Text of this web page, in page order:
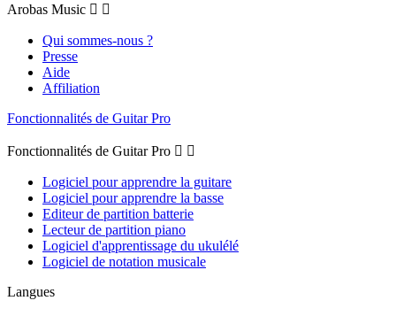
Arobas Music  
Qui sommes-nous ?
Presse
Aide
Affiliation
Fonctionnalités de Guitar Pro
Fonctionnalités de Guitar Pro  
Logiciel pour apprendre la guitare
Logiciel pour apprendre la basse
Editeur de partition batterie
Lecteur de partition piano
Logiciel d'apprentissage du ukulélé
Logiciel de notation musicale
Langues